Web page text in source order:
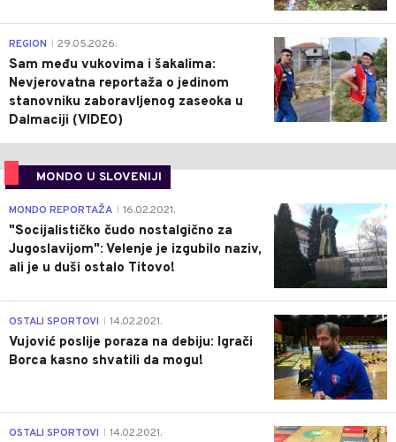
0
REGION 29.05.2026.
Sam među vukovima i šakalima:
Nevjerovatna reportaža o jedinom
stanovniku zaboravljenog zaseoka u
Dalmaciji (VIDEO)
MONDO U SLOVENIJI
4
MONDO REPORTAŽA 16.02.2021.
"Socijalističko čudo nostalgično za
Jugoslavijom": Velenje je izgubilo naziv,
ali je u duši ostalo Titovo!
1
OSTALI SPORTOVI 14.02.2021.
Vujović poslije poraza na debiju: Igrači
Borca kasno shvatili da mogu!
3
OSTALI SPORTOVI 14.02.2021.